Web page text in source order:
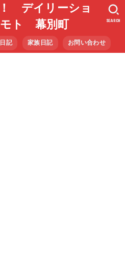
デイリーショ
モト 幕別町
記 家族日記 お問い合わせ
SEARCH